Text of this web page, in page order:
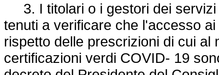
3. I titolari o i gestori dei servizi
tenuti a verificare che l'accesso
rispetto delle prescrizioni di cui
certificazioni verdi COVID- 19